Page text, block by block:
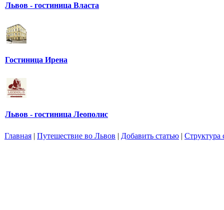
Львов - гостиница Власта
Гостиница Ирена
Львов - гостиница Леополис
Главная | Путешествие во Львов | Добавить статью | Структура